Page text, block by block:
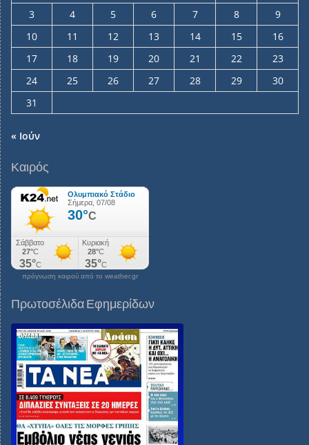
3
4 5 6 7 8
9
10
11 12 13 14 15
16
17
18 19 20 21 22
23
24
25 26 27 28 29
30
31
« Ιούν
Καιρός
πρόγνωση καιρού από το weather.gr
Πρωτοσέλιδα Εφημερίδων